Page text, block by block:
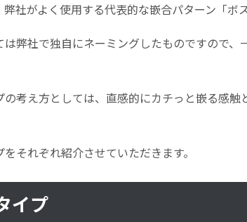
社がよく使用する代表的な嵌合パターン「
弊社で独自にネーミングしたものですので
考え方としては、直感的にカチっと嵌る感
それぞれ紹介させていただきます。
イプ